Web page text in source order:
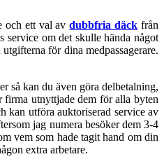
och ett val avdubbfria däck från
service om det skulle hända något
för dina medpassagerare.
så kan du även göra delbetalning,
firma utnyttjade dem för alla byten
kan utföra auktoriserad service av
jag numera besöker dem 3-4
vem som hade tagit hand om din
extra arbetare.